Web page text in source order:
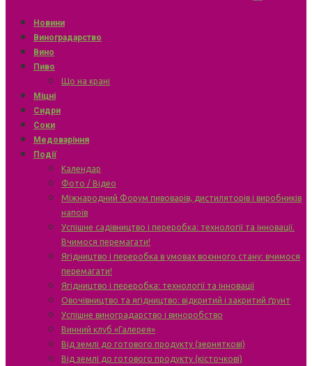
Новини
Виноградарство
Вино
Пиво
Що на крані
Міцні
Сидри
Соки
Медоваріння
Події
Календар
Фото / Відео
Міжнародний Форум пивоварів, дистиляторів і виробників
напоїв
Успішне садівництво і переробка: технології та інновації.
Вчимося перемагати!
Ягідництво і переробка в умовах воєнного стану: вчимося
перемагати!
Ягідництво і переробка: технології та інновації
Овочівництво та ягідництво: відкритий і закритий ґрунт
Успішне виноградарство і виноробство
Винний клуб «Галерея»
Від землі до готового продукту (зерняткові)
Від землі до готового продукту (кісточкові)